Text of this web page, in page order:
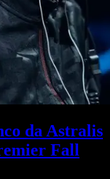
da Astralis
Fall